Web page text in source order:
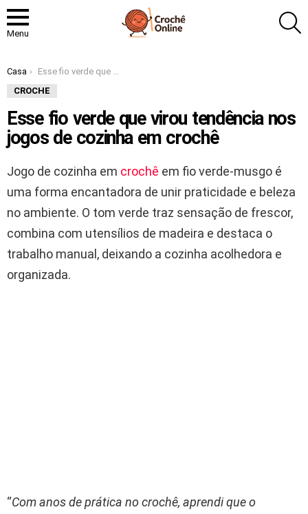
Menu
Você está aqui:
Casa
Esse fio verde que virou tendência nos jogos de cozinha em crochê
CROCHE
Esse fio verde que virou tendência nos
jogos de cozinha em crochê
Jogo de cozinha em crochê em fio verde-musgo é
uma forma encantadora de unir praticidade e beleza
no ambiente. O tom verde traz sensação de frescor,
combina com utensílios de madeira e destaca o
trabalho manual, deixando a cozinha acolhedora e
organizada.
“Com anos de prática no crochê, aprendi que o